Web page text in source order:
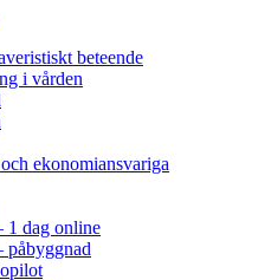
beteende
i vården
ekonomiansvariga
1 dag online
påbyggnad